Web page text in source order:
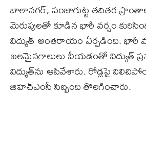
బాలానగర్‌, పంజాగుట్ట తదితర
మెరుపులతో కూడిన భారీ వర్షం
విద్యుత్‌ అంతరాయం ఏర్పడింది. భారీ
బలమైనగాలులు వీయడంతో విద్యుత్‌
విద్యుత్‌ను ఆపివేశారు. రోడ్లపై
జిహెచ్‌ఎంసీ సిబ్బంది తొలగించారు.